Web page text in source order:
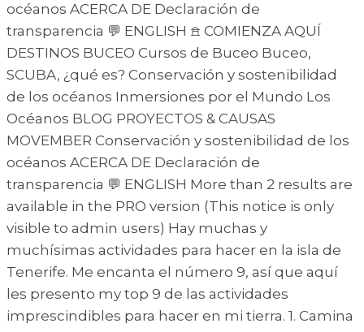
océanos ACERCA DE Declaración de
transparencia 💬 ENGLISH 𖠿 COMIENZA AQUÍ
DESTINOS BUCEO Cursos de Buceo Buceo,
SCUBA, ¿qué es? Conservación y sostenibilidad
de los océanos Inmersiones por el Mundo Los
Océanos BLOG PROYECTOS & CAUSAS
MOVEMBER Conservación y sostenibilidad de los
océanos ACERCA DE Declaración de
transparencia 💬 ENGLISH More than 2 results are
available in the PRO version (This notice is only
visible to admin users) Hay muchas y
muchísimas actividades para hacer en la isla de
Tenerife. Me encanta el número 9, así que aquí
les presento my top 9 de las actividades
imprescindibles para hacer en mi tierra. 1. Camina